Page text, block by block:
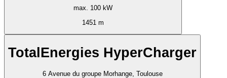
max. 100 kW
1451 m
TotalEnergies HyperCharger
6 Avenue du groupe Morhange, Toulouse